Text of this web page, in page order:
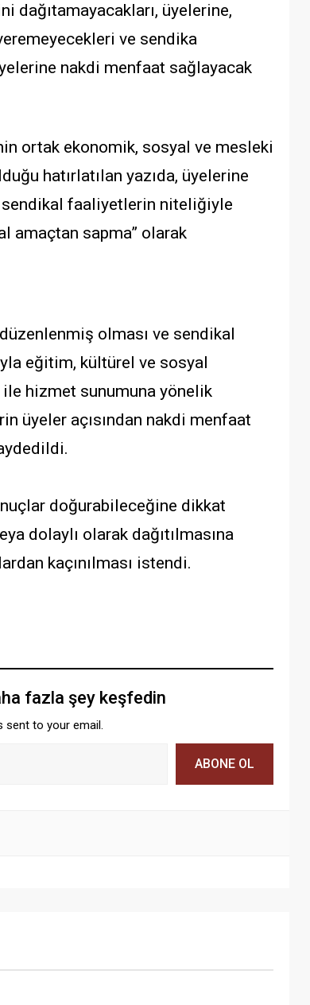
dağıtamayacakları, üyelerine,
ve sendika
nakdi menfaat sağlayacak
ortak ekonomik, sosyal ve mesleki
hatırlatılan yazıda, üyelerine
sendikal faaliyetlerin niteliğiyle
amaçtan sapma” olarak
olması ve sendikal
eğitim, kültürel ve sosyal
hizmet sunumuna yönelik
üyeler açısından nakdi menfaat
doğurabileceğine dikkat
dolaylı olarak dağıtılmasına
kaçınılması istendi.
fazla şey keşfedin
sent to your email.
ABONE OL